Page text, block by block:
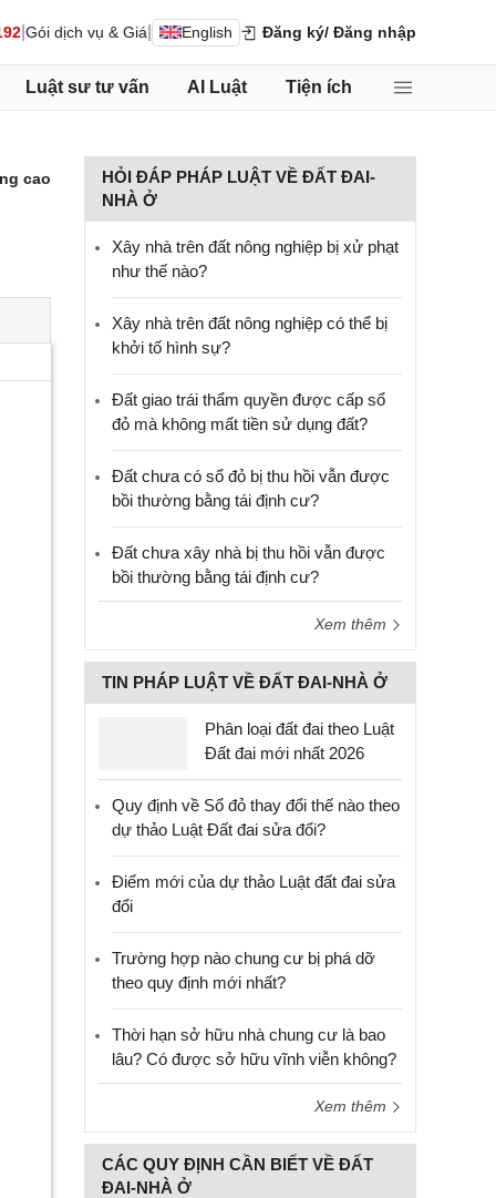
Gói dịch vụ & Giá English Đăng ký/ Đăng nhập
Luật sư tư vấn AI Luật Tiện ích
cao
HỎI ĐÁP PHÁP LUẬT VỀ ĐẤT ĐAI-
NHÀ Ở
Xây nhà trên đất nông nghiệp bị xử phạt
như thế nào?
Xây nhà trên đất nông nghiệp có thể bị
khởi tố hình sự?
Đất giao trái thẩm quyền được cấp sổ
đỏ mà không mất tiền sử dụng đất?
Đất chưa có sổ đỏ bị thu hồi vẫn được
bồi thường bằng tái định cư?
Đất chưa xây nhà bị thu hồi vẫn được
bồi thường bằng tái định cư?
Xem thêm
TIN PHÁP LUẬT VỀ ĐẤT ĐAI-NHÀ Ở
Phân loại đất đai theo Luật
Đất đai mới nhất 2026
Quy định về Sổ đỏ thay đổi thế nào theo
dự thảo Luật Đất đai sửa đổi?
Điểm mới của dự thảo Luật đất đai sửa
đổi
Trường hợp nào chung cư bị phá dỡ
theo quy định mới nhất?
Thời hạn sở hữu nhà chung cư là bao
lâu? Có được sở hữu vĩnh viễn không?
Xem thêm
CÁC QUY ĐỊNH CẦN BIẾT VỀ ĐẤT
ĐAI-NHÀ Ở